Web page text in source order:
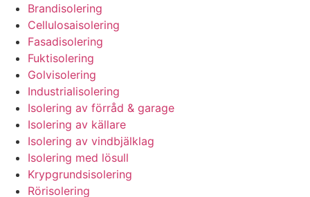
Brandisolering
Cellulosaisolering
Fasadisolering
Fuktisolering
Golvisolering
Industrialisolering
Isolering av förråd & garage
Isolering av källare
Isolering av vindbjälklag
Isolering med lösull
Krypgrundsisolering
Rörisolering